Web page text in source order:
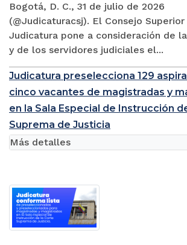
Bogotá, D. C., 31 de julio de 2026
(@Judicaturacsj). El Consejo
Judicatura pone a consideración de
y de los servidores judiciales el...
Judicatura preselecciona 129
cinco vacantes de magistradas y
en la Sala Especial de Instrucción
Suprema de Justicia
Más detalles